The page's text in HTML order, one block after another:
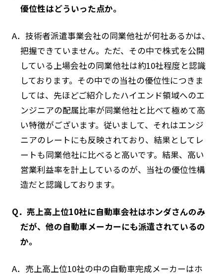
優位性はどういった点か。
A．技術者派遣事業会社の同業他社が何社あるかは、
把握できていません。ただ、その中で株式を公開
している上場会社の同業他社は約10社程度と認識
しております。その中での当社の優位性につきま
しては、先ほどご紹介したハイエンド領域へのエ
ンジニアの配属比率が同業他社と比べて極めて高
い特徴がございます。従いまして、それはエンジ
ニアのレートにも反映されており、結果としてレ
ートも同業他社に比べると高いです。結果、高い
営業利益率を計上しているのが、当社の優位性構
造だと認識しております。
Q．売上高上位10社に自動車会社はホンダさんのみ
だが、他の自動車メーカーにも派遣されているの
か。
A．売上高上位10社の中の自動車完成メーカーはホ